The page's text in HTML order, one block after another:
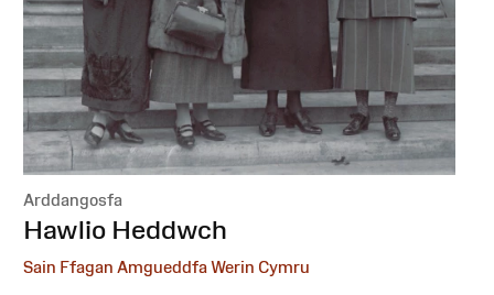
Arddangosfa
:Hawlio Heddwch
Sain Ffagan Amgueddfa Werin Cymru